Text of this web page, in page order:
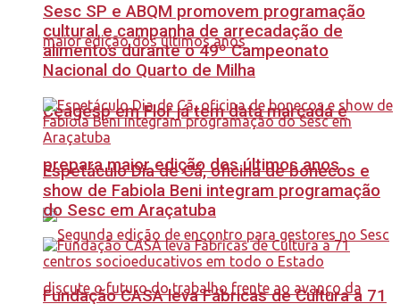
Ceagesp em Flor já tem data marcada e
prepara maior edição dos últimos anos
Sesc SP e ABQM promovem programação
cultural e campanha de arrecadação de
alimentos durante o 49º Campeonato
Nacional do Quarto de Milha
Espetáculo Dia de Cã, oficina de bonecos e
show de Fabiola Beni integram programação
do Sesc em Araçatuba
Fundação CASA leva Fábricas de Cultura a 71